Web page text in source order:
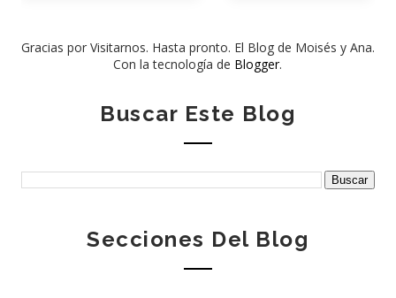
Gracias por Visitarnos. Hasta pronto. El Blog de Moisés y Ana.
Con la tecnología de Blogger.
Buscar Este Blog
Secciones Del Blog